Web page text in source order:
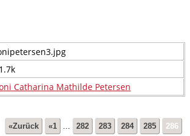
Catharina Mathilde Petersen
«Zurück «1 282 283 284 285 286